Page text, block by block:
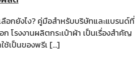
ลือกยังไง? คู่มือสำหรับบริษัทและแบรนด์ที่
โรงงานผลิตกระเป๋าผ้า เป็นเรื่องสำคัญ
ใช้เป็นของพรีเ […]